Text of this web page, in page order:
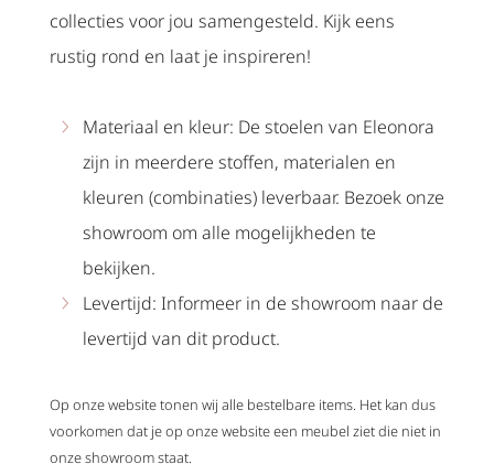
collecties voor jou samengesteld. Kijk eens
rustig rond en laat je inspireren!
Materiaal en kleur: De stoelen van Eleonora
zijn in meerdere stoffen, materialen en
kleuren (combinaties) leverbaar. Bezoek onze
showroom om alle mogelijkheden te
bekijken.
Levertijd: Informeer in de showroom naar de
levertijd van dit product.
Op onze website tonen wij alle bestelbare items. Het kan dus
voorkomen dat je op onze website een meubel ziet die niet in
onze showroom staat.